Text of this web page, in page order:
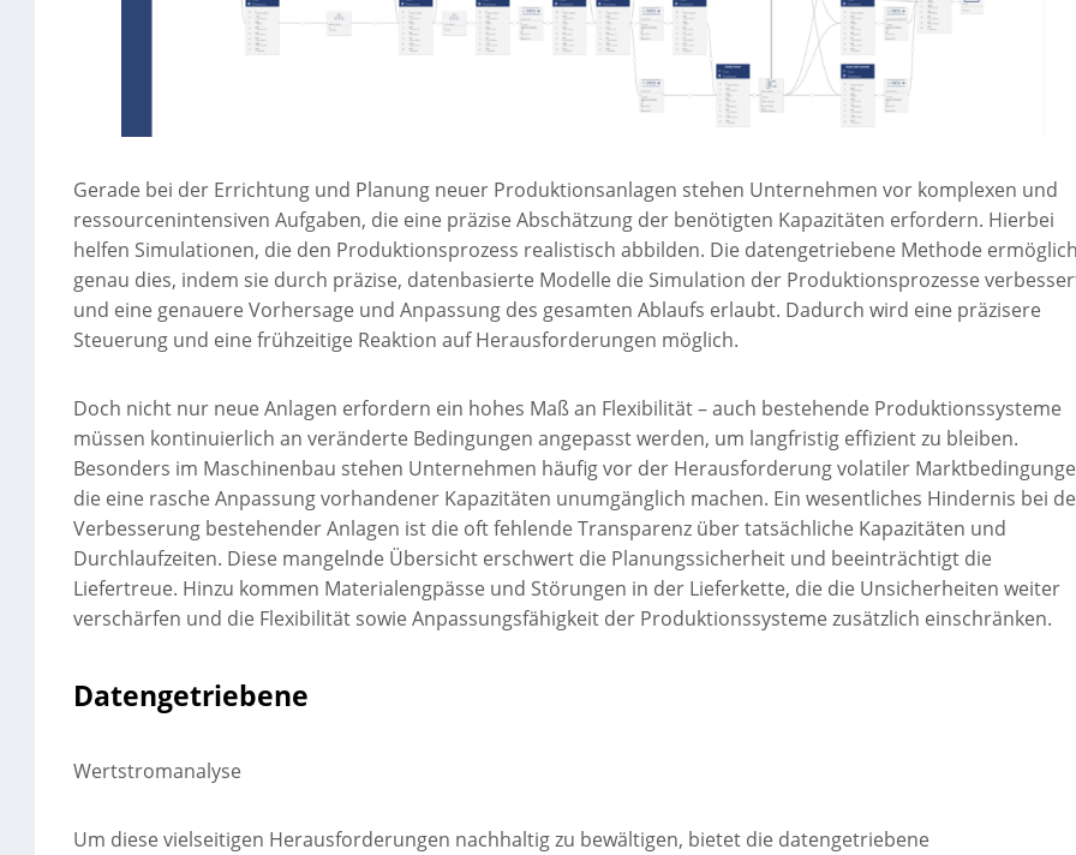
Gerade bei der Errichtung und Planung neuer Produktionsanlagen stehen Unternehmen vor komplexen und
ressourcenintensiven Aufgaben, die eine präzise Abschätzung der benötigten Kapazitäten erfordern. Hierbei
helfen Simulationen, die den Produktionsprozess realistisch abbilden. Die datengetriebene Methode
genau dies, indem sie durch präzise, datenbasierte Modelle die Simulation der Produktionsprozesse
und eine genauere Vorhersage und Anpassung des gesamten Ablaufs erlaubt. Dadurch wird eine präzisere
Steuerung und eine frühzeitige Reaktion auf Herausforderungen möglich.
Doch nicht nur neue Anlagen erfordern ein hohes Maß an Flexibilität – auch bestehende Produktionssysteme
müssen kontinuierlich an veränderte Bedingungen angepasst werden, um langfristig effizient zu bleiben.
Besonders im Maschinenbau stehen Unternehmen häufig vor der Herausforderung volatiler
die eine rasche Anpassung vorhandener Kapazitäten unumgänglich machen. Ein wesentliches Hindernis bei
Verbesserung bestehender Anlagen ist die oft fehlende Transparenz über tatsächliche Kapazitäten und
Durchlaufzeiten. Diese mangelnde Übersicht erschwert die Planungssicherheit und beeinträchtigt die
Liefertreue. Hinzu kommen Materialengpässe und Störungen in der Lieferkette, die die Unsicherheiten weiter
verschärfen und die Flexibilität sowie Anpassungsfähigkeit der Produktionssysteme zusätzlich einschränken.
Datengetriebene
Wertstromanalyse
Um diese vielseitigen Herausforderungen nachhaltig zu bewältigen, bietet die datengetriebene